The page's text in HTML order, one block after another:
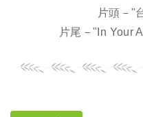
片頭－"
片尾－"In Your